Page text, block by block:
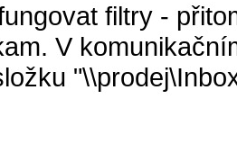
filtry -
V